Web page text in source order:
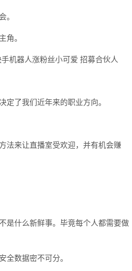
。
角。
定了我们近年来的职业方向。
法来让直播室受欢迎，并有机会赚
是什么新鲜事。毕竟每个人都需要做
全数据密不可分。